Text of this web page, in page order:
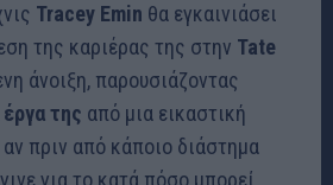
Tracey Emin θα εγκαινιάσει
της καριέρας της στην Tate
άνοιξη, παρουσιάζοντας
της από μια εικαστική
πριν από κάποιο διάστημα
για το κατά πόσο μπορεί